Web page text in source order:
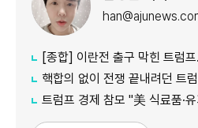
[종합] 이란전 출구 막힌 트럼프…
핵합의 없이 전쟁 끝내려던 트럼프…
트럼프 경제 참모 "美 식료품·유가 여전히